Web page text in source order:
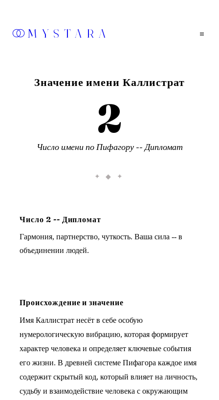
MYSTARA =
Значение имени Каллистрат
2
Число имени по Пифагору -- Дипломат
✦ ◆ ✦
Число 2 -- Дипломат
Гармония, партнерство, чуткость. Ваша сила -- в
объединении людей.
Происхождение и значение
Имя Каллистрат несёт в себе особую
нумерологическую вибрацию, которая формирует
характер человека и определяет ключевые события
его жизни. В древней системе Пифагора каждое имя
содержит скрытый код, который влияет на личность,
судьбу и взаимодействие человека с окружающим